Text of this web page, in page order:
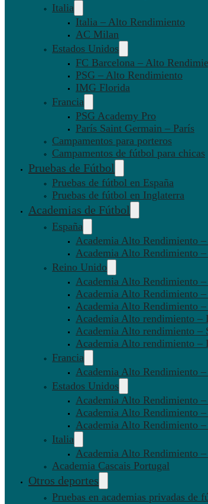
Italia
Italia – Alto Rendimiento
AC Milan
Estados Unidos
FC Barcelona – Alto
PSG – Alto Rendimiento
IMG Florida
Francia
PSG Academy Pro
París Saint Germain – París
Campamentos para porteros
Campamentos de fútbol para chicas
Pruebas de Fútbol
Pruebas de fútbol en España
Pruebas de fútbol en Inglaterra
Academias de Fútbol
España
Academia Alto Rendimiento
Academia Alto Rendimiento –
Reino Unido
Academia Alto Rendimiento
Academia Alto Rendimiento
Academia Alto Rendimiento –
Academia Alto rendimiento –
Academia Alto rendimiento –
Academia Alto rendimiento –
Francia
Academia Alto Rendimiento –
Estados Unidos
Academia Alto Rendimiento
Academia Alto Rendimiento
Academia Alto Rendimiento
Italia
Academia Alto Rendimiento
Academia Cascais Portugal
Otros deportes
Pruebas en academias privadas de